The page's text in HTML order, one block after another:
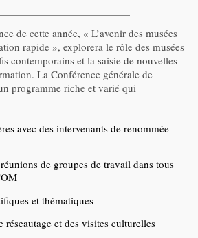
de cette année, « L’avenir des musées
rapide », explorera le rôle des musées
contemporains et la saisie de nouvelles
La Conférence générale de
programme riche et varié qui
avec des intervenants de renommée
de groupes de travail dans tous
et thématiques
réseautage et des visites culturelles